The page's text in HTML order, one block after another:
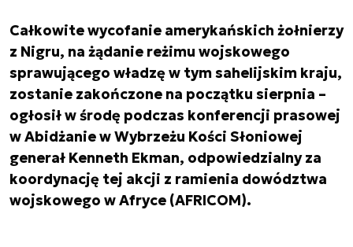
Całkowite wycofanie amerykańskich żołnierzy
z Nigru, na żądanie reżimu wojskowego
sprawującego władzę w tym sahelijskim kraju,
zostanie zakończone na początku sierpnia –
ogłosił w środę podczas konferencji prasowej
w Abidżanie w Wybrzeżu Kości Słoniowej
generał Kenneth Ekman, odpowiedzialny za
koordynację tej akcji z ramienia dowództwa
wojskowego w Afryce (AFRICOM).